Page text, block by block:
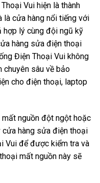
Vui hiện là thành
là cửa hàng nổi tiếng với
lý cùng đội ngũ kỹ
hàng sửa điện thoại
Điện Thoại Vui không
chuyên sâu về bảo
cho điện thoại, laptop
nguồn đột ngột hoặc
cửa hàng sửa điện thoại
Vui để được kiểm tra và
mất nguồn này sẽ